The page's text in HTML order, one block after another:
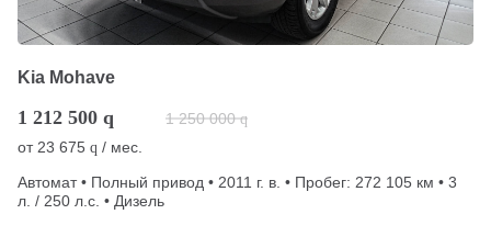
Kia Mohave
1 212 500 q 1 250 000 q
от 23 675 q / мес.
Автомат • Полный привод • 2011 г. в. • Пробег: 272 105 км • 3
л. / 250 л.с. • Дизель